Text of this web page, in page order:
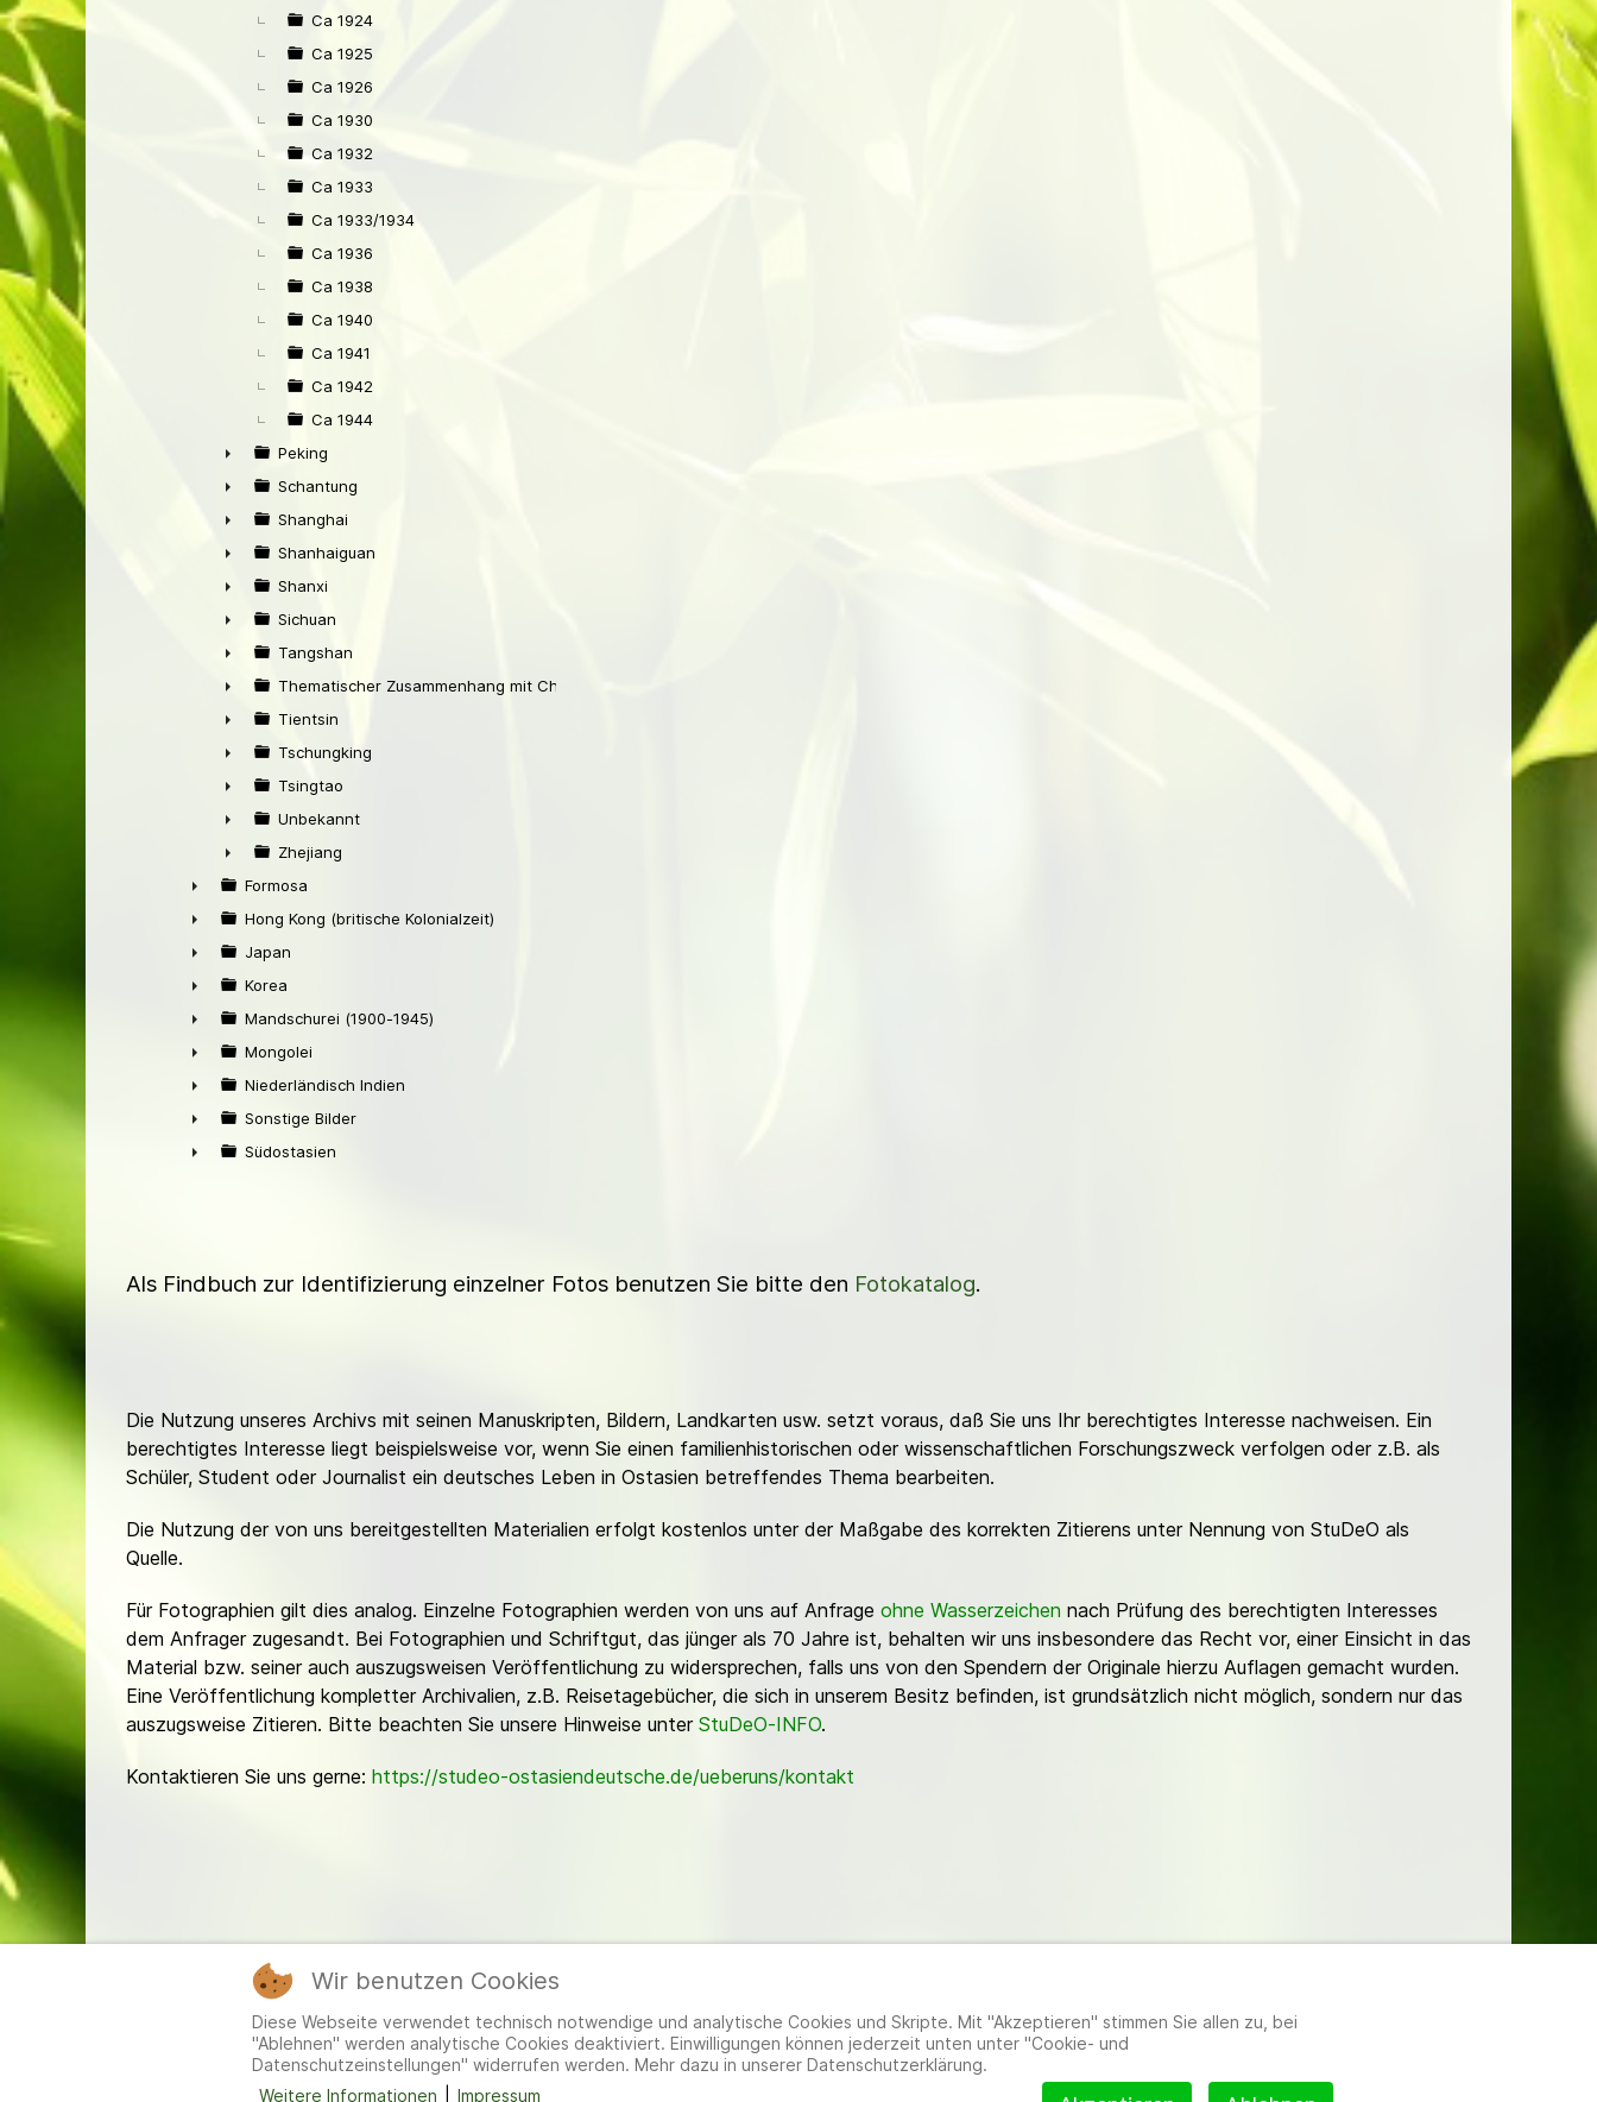
►
Ca 1924
Ca 1925
Ca 1926
Ca 1930
Ca 1932
Ca 1933
Ca 1933/1934
Ca 1936
Ca 1938
Ca 1940
Ca 1941
Ca 1942
Ca 1944
►
Peking
►
Schantung
►
Shanghai
►
Shanhaiguan
►
Shanxi
►
Sichuan
►
Tangshan
►
Thematischer Zusammenhang mit China
►
Tientsin
►
Tschungking
►
Tsingtao
►
Unbekannt
►
Zhejiang
►
Formosa
►
Hong Kong (britische Kolonialzeit)
►
Japan
►
Korea
►
Mandschurei (1900-1945)
►
Mongolei
►
Niederländisch Indien
►
Sonstige Bilder
Südostasien
Als Findbuch zur Identifizierung einzelner Fotos benutzen Sie bitte den Fotokatalog.
Die Nutzung unseres Archivs mit seinen Manuskripten, Bildern, Landkarten usw. setzt voraus, daß Sie uns Ihr berechtigtes Interesse nachweisen. Ein
berechtigtes Interesse liegt beispielsweise vor, wenn Sie einen familienhistorischen oder wissenschaftlichen Forschungszweck verfolgen oder z.B. als
Schüler, Student oder Journalist ein deutsches Leben in Ostasien betreffendes Thema bearbeiten.
Die Nutzung der von uns bereitgestellten Materialien erfolgt kostenlos unter der Maßgabe des korrekten Zitierens unter Nennung von StuDeO als
Quelle.
Für Fotographien gilt dies analog. Einzelne Fotographien werden von uns auf Anfrage ohne Wasserzeichen nach Prüfung des berechtigten Interesses
dem Anfrager zugesandt. Bei Fotographien und Schriftgut, das jünger als 70 Jahre ist, behalten wir uns insbesondere das Recht vor, einer Einsicht in das
Material bzw. seiner auch auszugsweisen Veröffentlichung zu widersprechen, falls uns von den Spendern der Originale hierzu Auflagen gemacht wurden.
Eine Veröffentlichung kompletter Archivalien, z.B. Reisetagebücher, die sich in unserem Besitz befinden, ist grundsätzlich nicht möglich, sondern nur das
auszugsweise Zitieren. Bitte beachten Sie unsere Hinweise unter StuDeO-INFO.
Kontaktieren Sie uns gerne: https://studeo-ostasiendeutsche.de/ueberuns/kontakt
Mitglieder
Wir benutzen Cookies
Diese Webseite verwendet technisch notwendige und analytische Cookies und Skripte. Mit "Akzeptieren" stimmen Sie allen zu, bei
"Ablehnen" werden analytische Cookies deaktiviert. Einwilligungen können jederzeit unten unter "Cookie- und
Datenschutzeinstellungen" widerrufen werden. Mehr dazu in unserer Datenschutzerklärung.
Weitere Informationen Impressum